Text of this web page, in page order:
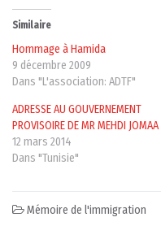
Similaire
Hommage à Hamida
9 décembre 2009
Dans "L'association: ADTF"
ADRESSE AU GOUVERNEMENT
PROVISOIRE DE MR MEHDI JOMAA
12 mars 2014
Dans "Tunisie"
Mémoire de l'immigration